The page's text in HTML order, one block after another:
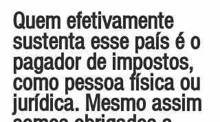
Quem efetivamente
sustenta esse país é o
pagador de impostos,
como pessoa física ou
jurídica. Mesmo assim